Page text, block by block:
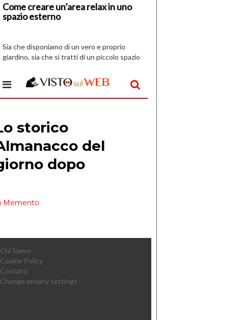
Come creare un’area relax in uno
spazio esterno
Sia che disponiamo di un vero e proprio
giardino, sia che si tratti di un piccolo spazio
Chi Siamo
Cookie Policy
Contatti
Change privacy settings